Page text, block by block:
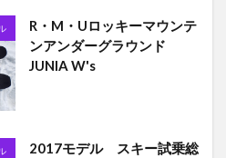
R・M・Uロッキーマウンテ
ンアンダーグラウンド
JUNIA W's
2017モデル スキー試乗総